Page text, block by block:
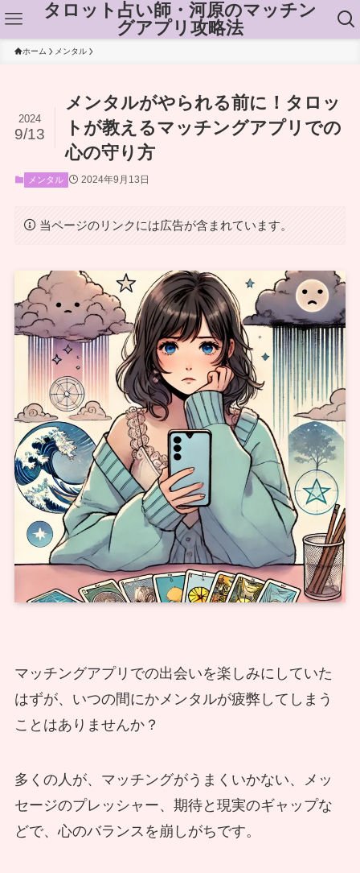
タロット占い師・河原のマッチン
グアプリ攻略法
ホーム メンタル
メンタルがやられる前に！タロッ
トが教えるマッチングアプリでの
心の守り方
2024
9/13
メンタル 2024年9月13日
当ページのリンクには広告が含まれています。
マッチングアプリでの出会いを楽しみにしていた
はずが、いつの間にかメンタルが疲弊してしまう
ことはありませんか？
多くの人が、マッチングがうまくいかない、メッ
セージのプレッシャー、期待と現実のギャップな
どで、心のバランスを崩しがちです。